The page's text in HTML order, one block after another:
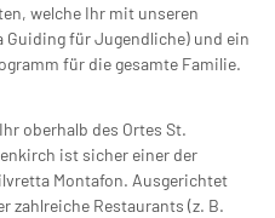
welche Ihr mit unseren
für Jugendliche) und ein
für die gesamte Familie.
oberhalb des Ortes St.
ist sicher einer der
Montafon. Ausgerichtet
zahlreiche Restaurants (z. B.